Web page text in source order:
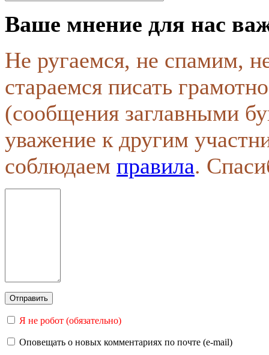
Ваше мнение для нас
Не ругаемся, не спамим,
стараемся писать
(сообщения заглавными
уважение к другим
соблюдаем правила.
Я не робот (обязательно)
Оповещать о новых комментариях по почте (e-mail)